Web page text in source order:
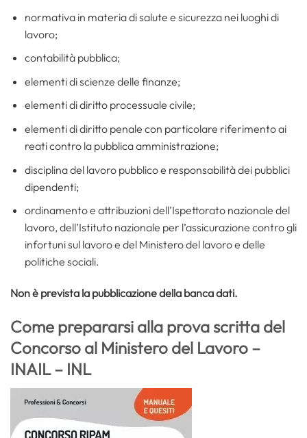
normativa in materia di salute e sicurezza nei luoghi di
lavoro;
contabilità pubblica;
elementi di scienze delle finanze;
elementi di diritto processuale civile;
elementi di diritto penale con particolare riferimento ai
reati contro la pubblica amministrazione;
disciplina del lavoro pubblico e responsabilità dei pubblici
dipendenti;
ordinamento e attribuzioni dell’Ispettorato nazionale del
lavoro, dell’Istituto nazionale per l’assicurazione contro gli
infortuni sul lavoro e del Ministero del lavoro e delle
politiche sociali.
Non è prevista la pubblicazione della banca dati.
Come prepararsi alla prova scritta del
Concorso al Ministero del Lavoro –
INAIL – INL